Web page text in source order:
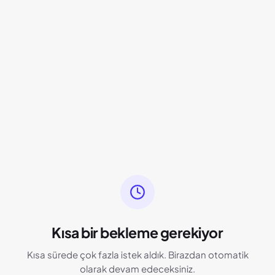
Kısa bir bekleme gerekiyor
Kısa sürede çok fazla istek aldık. Birazdan otomatik
olarak devam edeceksiniz.